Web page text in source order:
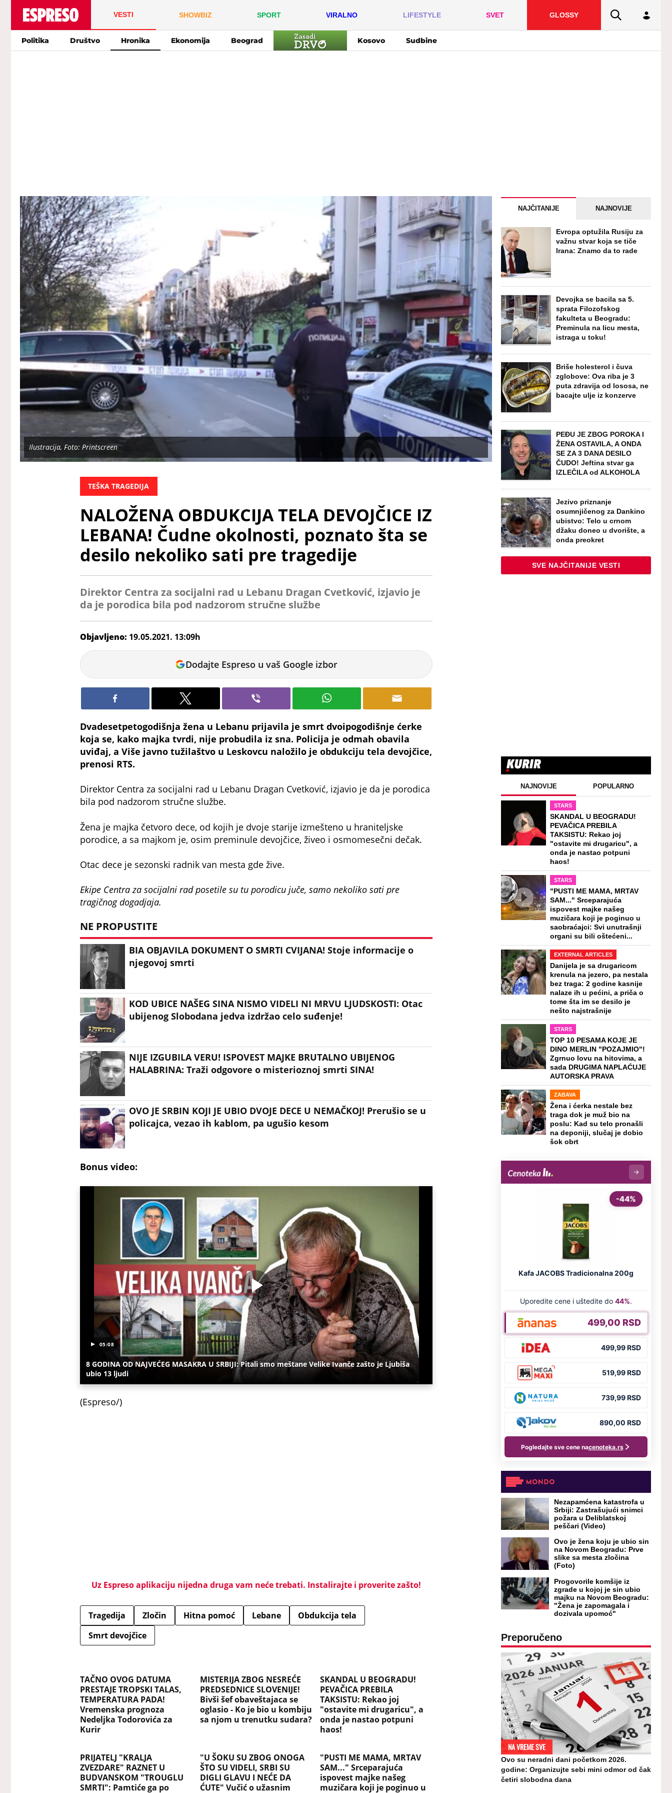
VESTI SHOWBIZ SPORT VIRALNO LIFESTYLE SVET GLOSSY
Politika Društvo Hronika Ekonomija Beograd Kosovo Sudbine
Ilustracija, Foto: Printscreen
TEŠKA TRAGEDIJA
NALOŽENA OBDUKCIJA TELA DEVOJČICE IZ
LEBANA! Čudne okolnosti, poznato šta se
desilo nekoliko sati pre tragedije
Direktor Centra za socijalni rad u Lebanu Dragan Cvetković, izjavio je
da je porodica bila pod nadzorom stručne službe
Objavljeno: 19.05.2021. 13:09h
Jelena
Mladenović
Dodajte Espreso u vaš Google izbor
Dvadesetpetogodišnja žena u Lebanu prijavila je smrt dvoipogodišnje ćerke
koja se, kako majka tvrdi, nije probudila iz sna. Policija je odmah obavila
uviđaj, a Više javno tužilaštvo u Leskovcu naložilo je obdukciju tela devojčice,
prenosi RTS.
Direktor Centra za socijalni rad u Lebanu Dragan Cvetković, izjavio je da je porodica
bila pod nadzorom stručne službe.
Žena je majka četvoro dece, od kojih je dvoje starije izmešteno u hraniteljske
porodice, a sa majkom je, osim preminule devojčice, živeo i osmomesečni dečak.
Otac dece je sezonski radnik van mesta gde žive.
Ekipe Centra za socijalni rad posetile su tu porodicu juče, samo nekoliko sati pre
tragičnog dogadjaja.
NE PROPUSTITE
BIA OBJAVILA DOKUMENT O SMRTI CVIJANA! Stoje informacije o
njegovoj smrti
KOD UBICE NAŠEG SINA NISMO VIDELI NI MRVU LJUDSKOSTI: Otac
ubijenog Slobodana jedva izdržao celo suđenje!
NIJE IZGUBILA VERU! ISPOVEST MAJKE BRUTALNO UBIJENOG
HALABRINA: Traži odgovore o misterioznoj smrti SINA!
OVO JE SRBIN KOJI JE UBIO DVOJE DECE U NEMAČKOJ! Prerušio se u
policajca, vezao ih kablom, pa ugušio kesom
Bonus video:
05:08
8 GODINA OD NAJVEĆEG MASAKRA U SRBIJI: Pitali smo meštane Velike Ivanče zašto je Ljubiša
ubio 13 ljudi
(Espreso/)
Uz Espreso aplikaciju nijedna druga vam neće trebati. Instalirajte i proverite zašto!
Tragedija Zločin Hitna pomoć Lebane
Obdukcija tela
Smrt devojčice
TAČNO OVOG DATUMA
PRESTAJE TROPSKI TALAS,
TEMPERATURA PADA!
Vremenska prognoza
Nedeljka Todorovića za
Kurir
MISTERIJA ZBOG NESREĆE
PREDSEDNICE SLOVENIJE!
Bivši šef obaveštajaca se
oglasio - Ko je bio u kombiju
sa njom u trenutku sudara?
SKANDAL U BEOGRADU!
PEVAČICA PREBILA
TAKSISTU: Rekao joj
"ostavite mi drugaricu", a
onda je nastao potpuni
haos!
PRIJATELJ "KRALJA
ZVEZDARE" RAZNET U
BUDVANSKOM "TROUGLU
SMRTI": Pamtiće ga po
"U ŠOKU SU ZBOG ONOGA
ŠTO SU VIDELI, SRBI SU
DIGLI GLAVU I NEĆE DA
ĆUTE" Vučić o užasnim
"PUSTI ME MAMA, MRTAV
SAM..." Srceparajuća
ispovest majke našeg
muzičara koji je poginuo u
NAJČITANIJE NAJNOVIJE
Evropa optužila Rusiju za
važnu stvar koja se tiče
Irana: Znamo da to rade
Devojka se bacila sa 5.
sprata Filozofskog
fakulteta u Beogradu:
Preminula na licu mesta,
istraga u toku!
Briše holesterol i čuva
zglobove: Ova riba je 3
puta zdravija od lososa, ne
bacajte ulje iz konzerve
PEĐU JE ZBOG POROKA I
ŽENA OSTAVILA, A ONDA
SE ZA 3 DANA DESILO
ČUDO! Jeftina stvar ga
IZLEČILA od ALKOHOLA
Jezivo priznanje
osumnjičenog za Dankino
ubistvo: Telo u crnom
džaku doneo u dvorište, a
onda preokret
SVE NAJČITANIJE VESTI
NAJNOVIJE POPULARNO
STARS
SKANDAL U BEOGRADU!
PEVAČICA PREBILA
TAKSISTU: Rekao joj
"ostavite mi drugaricu", a
onda je nastao potpuni
haos!
STARS
"PUSTI ME MAMA, MRTAV
SAM..." Srceparajuća
ispovest majke našeg
muzičara koji je poginuo u
saobraćajci: Svi unutrašnji
organi su bili oštećeni...
EXTERNAL ARTICLES
Danijela je sa drugaricom
krenula na jezero, pa nestala
bez traga: 2 godine kasnije
nalaze ih u pećini, a priča o
tome šta im se desilo je
nešto najstrašnije
STARS
TOP 10 PESAMA KOJE JE
DINO MERLIN "POZAJMIO"!
Zgrnuo lovu na hitovima, a
sada DRUGIMA NAPLAĆUJE
AUTORSKA PRAVA
ZABAVA
Žena i ćerka nestale bez
traga dok je muž bio na
poslu: Kad su telo pronašli
na deponiji, slučaj je dobio
šok obrt
Nezapamćena katastrofa u
Srbiji: Zastrašujući snimci
požara u Deliblatskoj
peščari (Video)
Ovo je žena koju je ubio sin
na Novom Beogradu: Prve
slike sa mesta zločina
(Foto)
Progovorile komšije iz
zgrade u kojoj je sin ubio
majku na Novom Beogradu:
"Žena je zapomagala i
dozivala upomoć"
Preporučeno
NA VREME SVE
Ovo su neradni dani početkom 2026.
godine: Organizujte sebi mini odmor od čak
četiri slobodna dana